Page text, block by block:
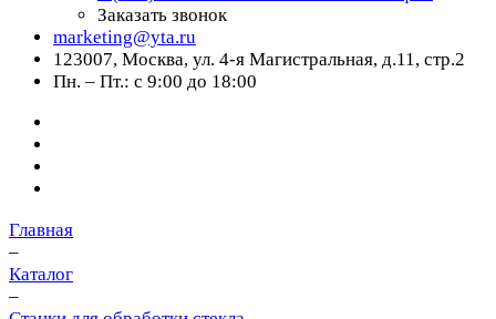
Заказать звонок
marketing@yta.ru
123007, Москва, ул. 4-я Магистральная, д.11, стр.2
Пн. – Пт.: с 9:00 до 18:00
Главная
–
Каталог
–